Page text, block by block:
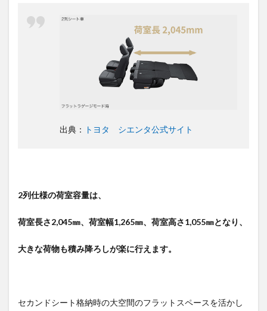
出典： トヨタ シエンタ公式サイト
2列仕様の荷室容量は、
荷室長さ2,045㎜、荷室幅1,265㎜、荷室高さ1,055㎜となり、
大きな荷物も積み降ろしが楽に行えます。
セカンドシート格納時の大空間のフラットスペースを活かし